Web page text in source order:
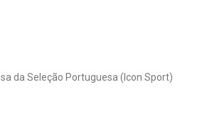
da Seleção Portuguesa (Icon Sport)